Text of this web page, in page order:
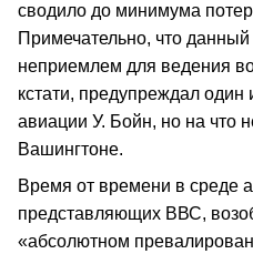
сводило до минимума
Примечательно, что данный
неприемлем для ведения
кстати, предупреждал один
авиации У. Бойн, но на что
Вашингтоне.
Время от времени в среде
представляющих ВВС,
«абсолютном